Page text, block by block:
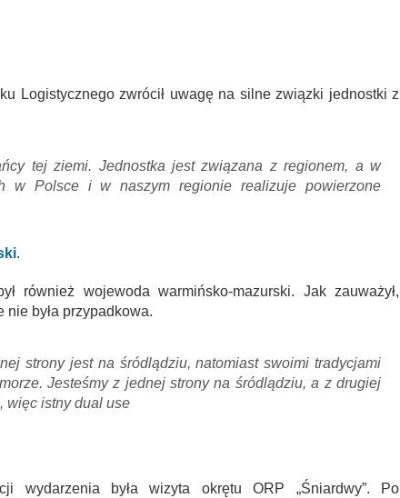
Logistycznego zwrócił uwagę na silne związki jednostki z
tej ziemi. Jednostka jest związana z regionem, a w
w Polsce i w naszym regionie realizuje powierzone
.
również wojewoda warmińsko-mazurski. Jak zauważył,
była przypadkowa.
strony jest na śródlądziu, natomiast swoimi tradycjami
Jesteśmy z jednej strony na śródlądziu, a z drugiej
więc istny dual use
wydarzenia była wizyta okrętu ORP „Śniardwy”. Po